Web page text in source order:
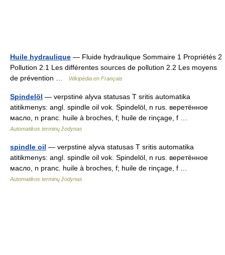
Huile hydraulique — Fluide hydraulique Sommaire 1 Propriétés 2
Pollution 2.1 Les différentes sources de pollution 2.2 Les moyens
de prévention …
Wikipédia en Français
Spindelöl — verpstinė alyva statusas T sritis automatika
atitikmenys: angl. spindle oil vok. Spindelöl, n rus. веретённое
масло, n pranc. huile à broches, f; huile de rinçage, f …
Automatikos terminų žodynas
spindle oil — verpstinė alyva statusas T sritis automatika
atitikmenys: angl. spindle oil vok. Spindelöl, n rus. веретённое
масло, n pranc. huile à broches, f; huile de rinçage, f …
Automatikos terminų žodynas